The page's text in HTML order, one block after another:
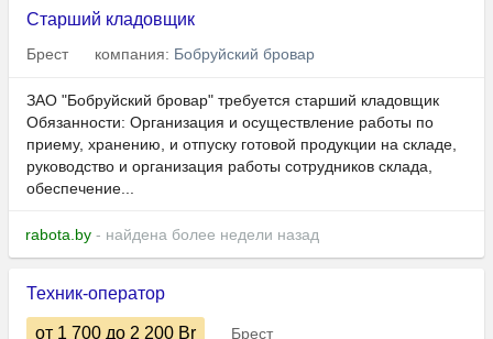
Старший кладовщик
Брест компания: Бобруйский бровар
ЗАО "Бобруйский бровар" требуется старший кладовщик
Обязанности: Организация и осуществление работы по
приему, хранению, и отпуску готовой продукции на складе,
руководство и организация работы сотрудников склада,
обеспечение...
rabota.by - найдена более недели назад
Техник-оператор
от 1 700 до 2 200 Br Брест